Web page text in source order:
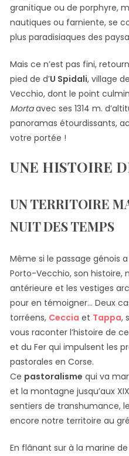
granitique ou de porphyre,
nautiques ou farniente, se
plus paradisiaques des
Mais ce n’est pas fini,
pied de d’U Spidali, village
Vecchio, dont le point
Mortaavec ses 1314 m.
panoramas étourdissants,
votre portée !
UNE HISTOIRE
UN TERRITOIRE
NUIT DES TEMPS
Même si le passage génois
Porto-Vecchio, son histoire,
antérieure et les vestiges
pour en témoigner… Deux
torréens, Ceccia et Tappa,
vous raconter l’histoire de
et du Fer qui impulsent les
pastorales en Corse.
Ce pastoralisme qui va
et la montagne jusqu’aux
sentiers de transhumance,
encore notre territoire au
En flânant sur à la marine